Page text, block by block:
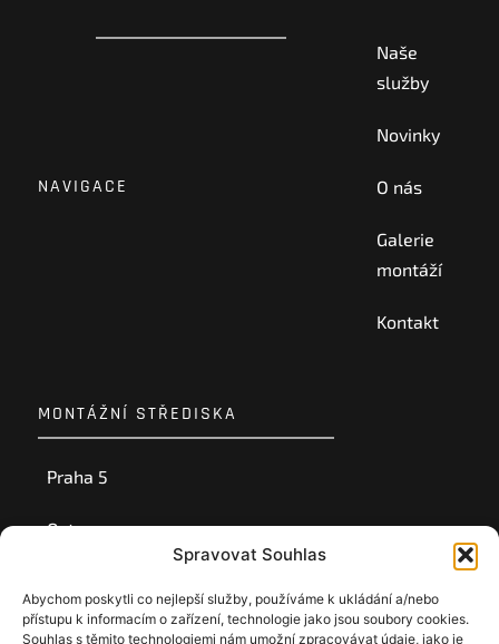
Spravovat Souhlas
Abychom poskytli co nejlepší služby, používáme k ukládání a/nebo
přístupu k informacím o zařízení, technologie jako jsou soubory cookies.
Souhlas s těmito technologiemi nám umožní zpracovávat údaje, jako je
NAVIGACE
Naše
služby
Novinky
O nás
Galerie
montáží
Kontakt
MONTÁŽNÍ STŘEDISKA
Praha 5
Ostrava